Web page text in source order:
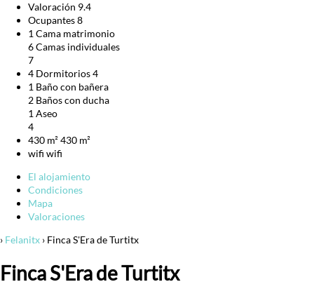
Valoración 9.4
Ocupantes8
1 Cama matrimonio
6 Camas individuales
7
4 Dormitorios4
1 Baño con bañera
2 Baños con ducha
1 Aseo
4
430 m²430 m²
wifi wifi
El alojamiento
Condiciones
Mapa
Valoraciones
› Felanitx › Finca S'Era de Turtitx
Finca S'Era de Turtitx